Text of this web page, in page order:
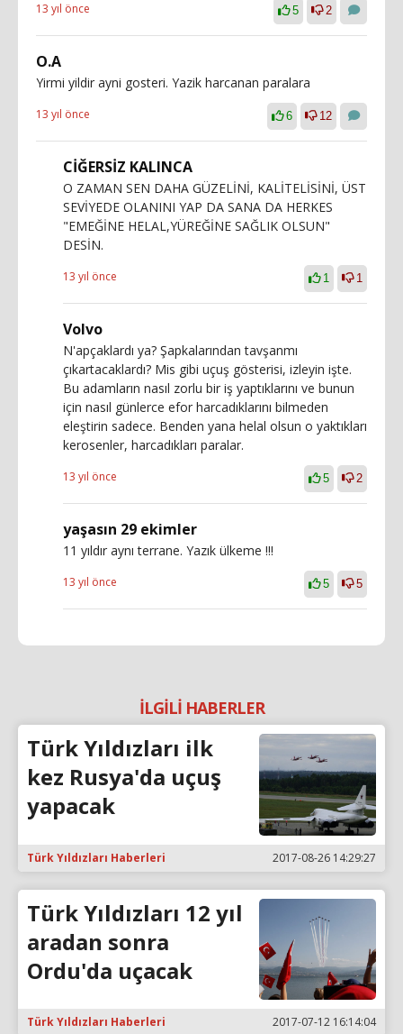
13 yıl önce 5 2
O.A
Yirmi yildir ayni gosteri. Yazik harcanan paralara
13 yıl önce 6 12
CİĞERSİZ KALINCA
O ZAMAN SEN DAHA GÜZELİNİ, KALİTELİSİNİ, ÜST
SEVİYEDE OLANINI YAP DA SANA DA HERKES
"EMEĞİNE HELAL,YÜREĞİNE SAĞLIK OLSUN"
DESİN.
13 yıl önce 1 1
Volvo
N'apçaklardı ya? Şapkalarından tavşanmı
çıkartacaklardı? Mis gibi uçuş gösterisi, izleyin işte.
Bu adamların nasıl zorlu bir iş yaptıklarını ve bunun
için nasıl günlerce efor harcadıklarını bilmeden
eleştirin sadece. Benden yana helal olsun o yaktıkları
kerosenler, harcadıkları paralar.
13 yıl önce 5 2
yaşasın 29 ekimler
11 yıldır aynı terrane. Yazık ülkeme !!!
13 yıl önce 5 5
İLGİLİ HABERLER
Türk Yıldızları ilk
kez Rusya'da uçuş
yapacak
Türk Yıldızları Haberleri 2017-08-26 14:29:27
Türk Yıldızları 12 yıl
aradan sonra
Ordu'da uçacak
Türk Yıldızları Haberleri 2017-07-12 16:14:04